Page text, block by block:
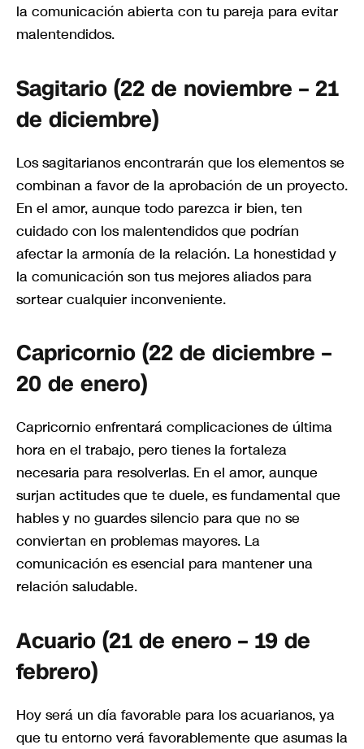
la comunicación abierta con tu pareja para evitar
malentendidos.
Sagitario (22 de noviembre – 21
de diciembre)
Los sagitarianos encontrarán que los elementos se
combinan a favor de la aprobación de un proyecto.
En el amor, aunque todo parezca ir bien, ten
cuidado con los malentendidos que podrían
afectar la armonía de la relación. La honestidad y
la comunicación son tus mejores aliados para
sortear cualquier inconveniente.
Capricornio (22 de diciembre –
20 de enero)
Capricornio enfrentará complicaciones de última
hora en el trabajo, pero tienes la fortaleza
necesaria para resolverlas. En el amor, aunque
surjan actitudes que te duele, es fundamental que
hables y no guardes silencio para que no se
conviertan en problemas mayores. La
comunicación es esencial para mantener una
relación saludable.
Acuario (21 de enero – 19 de
febrero)
Hoy será un día favorable para los acuarianos, ya
que tu entorno verá favorablemente que asumas la